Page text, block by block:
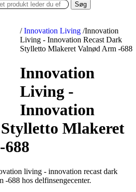
Søg
/ Innovation Living /Innovation
Living - Innovation Recast Dark
Stylletto Mlakeret Valnød Arm -688
Innovation
Living -
Innovation
Mlakeret
living - innovation recast dark
-688 hos delfinsengecenter.